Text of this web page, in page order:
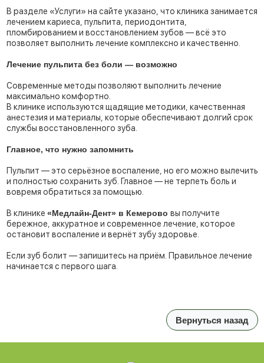
В разделе «Услуги» на сайте указано, что клиника занимается
лечением кариеса, пульпита, периодонтита,
пломбированием и восстановлением зубов — всё это
позволяет выполнить лечение комплексно и качественно.
Лечение пульпита без боли — возможно
Современные методы позволяют выполнить лечение
максимально комфортно.
В клинике используются щадящие методики, качественная
анестезия и материалы, которые обеспечивают долгий срок
службы восстановленного зуба.
Главное, что нужно запомнить
Пульпит — это серьёзное воспаление, но его можно вылечить
и полностью сохранить зуб. Главное — не терпеть боль и
вовремя обратиться за помощью.
В клинике «Медлайн-Дент» в Кемерово вы получите
бережное, аккуратное и современное лечение, которое
остановит воспаление и вернёт зубу здоровье.
Если зуб болит — запишитесь на приём. Правильное лечение
начинается с первого шага.
Вернуться назад